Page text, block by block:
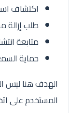
اكتشاف
طلب إزالة
متابعة
حماية
الهدف هنا ليس
المستخدم على